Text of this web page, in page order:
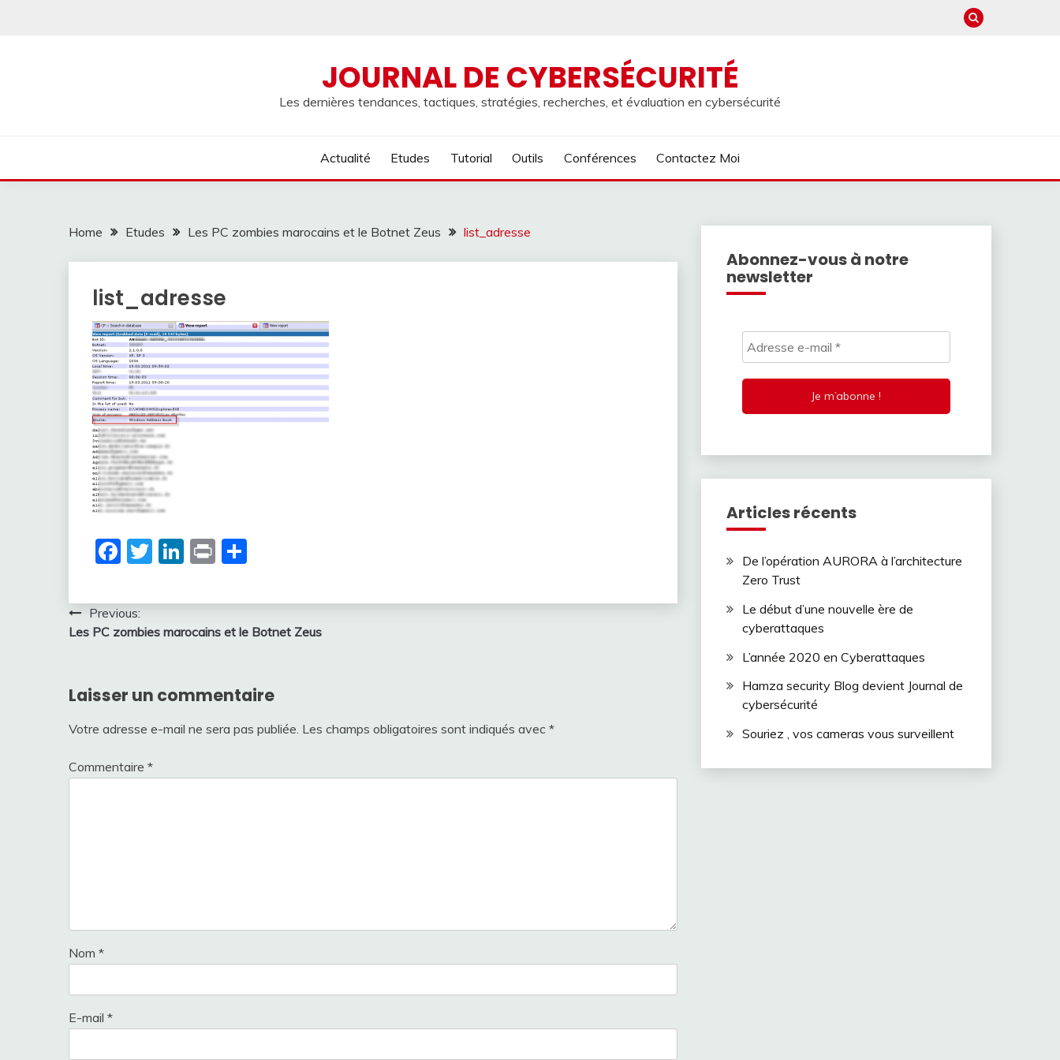
JOURNAL DE CYBERSÉCURITÉ
Les dernières tendances, tactiques, stratégies, recherches, et évaluation en cybersécurité
Actualité Etudes Tutorial Outils Conférences Contactez Moi
Home Etudes Les PC zombies marocains et le Botnet Zeus list_adresse
list_adresse
Facebook
Twitter
LinkedIn
Print
Navigation
de
Previous:
Les PC zombies marocains et le Botnet Zeus
Laisser un commentaire
Votre adresse e-mail ne sera pas publiée. Les champs obligatoires sont indiqués avec *
Commentaire *
Nom *
E-mail *
Abonnez-vous à notre
newsletter
Articles récents
De l’opération AURORA à l’architecture
Zero Trust
Le début d’une nouvelle ère de
cyberattaques
L’année 2020 en Cyberattaques
Hamza security Blog devient Journal de
cybersécurité
Souriez , vos cameras vous surveillent